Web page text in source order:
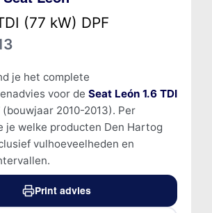
(77 kW) DPF
je het complete
voor de Seat León 1.6 TDI
(bouwjaar 2010-2013). Per
je welke producten Den Hartog
vulhoeveelheden en
Print advies